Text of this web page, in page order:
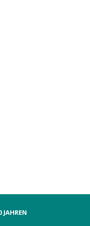
JAHREN